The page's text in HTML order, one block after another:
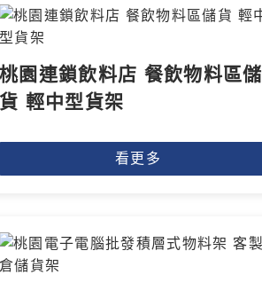
桃園連鎖飲料店 餐飲物料區儲
貨 輕中型貨架
看更多